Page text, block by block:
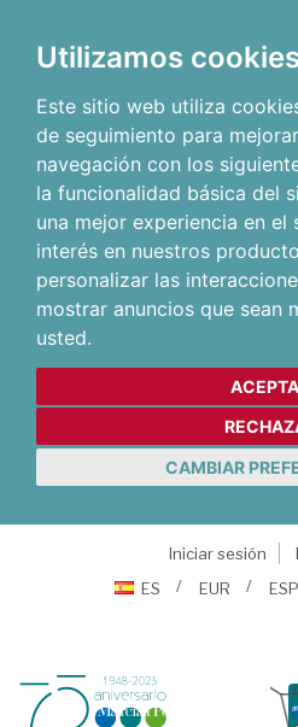
Utilizamos cookies
Este sitio web utiliza
de seguimiento para
navegación con los
la funcionalidad básica del
una mejor experiencia en el
interés en nuestros
personalizar las
mostrar anuncios que sean
usted.
CAMBIAR
Iniciar sesión
ES
EUR